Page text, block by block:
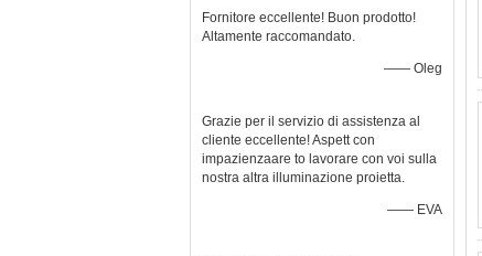
Fornitore eccellente! Buon prodotto!
Altamente raccomandato.
—— Oleg
Grazie per il servizio di assistenza al
cliente eccellente! Aspett con
impazienzaare to lavorare con voi sulla
nostra altra illuminazione proietta.
—— EVA